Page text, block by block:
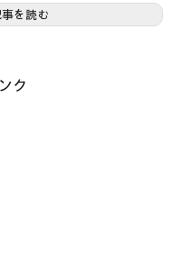
を読む
ク